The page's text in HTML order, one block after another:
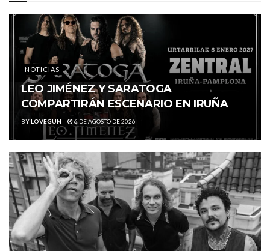
NOTICIAS
LEO JIMÉNEZ Y SARATOGA
COMPARTIRÁN ESCENARIO EN IRUÑA
BYLOVEGUN 6 DE AGOSTO DE 2026